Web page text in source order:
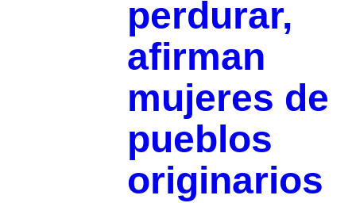
perdurar,
afirman
mujeres de
pueblos
originarios